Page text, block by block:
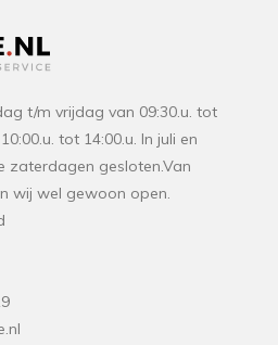
t/m vrijdag van 09:30.u. tot
tot 14:00.u. In juli en
zaterdagen gesloten.Van
wij wel gewoon open.